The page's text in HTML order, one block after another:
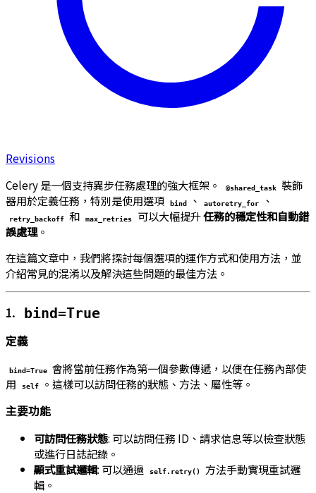
Revisions
Celery 是一個支持異步任務處理的強大框架。 @shared_task
裝飾
器用於定義任務，特別是使用選項
bind 、 autoretry_for 、
retry_backoff 和 max_retries 可以大幅提升任務的穩定性和自動錯
誤處理。
在這篇文章中，我們將探討每個選項的運作方式和使用方法，並
介紹常見的混淆以及解決這些問題的最佳方法。
1. bind=True
定義
bind=True
會將當前任務作為第一個參數傳遞，以便在任務內部使
用
self 。這樣可以訪問任務的狀態、方法、屬性等。
主要功能
可訪問任務狀態: 可以訪問任務 ID、請求信息等以檢查狀態
或進行日誌記錄。
顯式重試邏輯: 可以通過 self.retry()
方法手動實現重試邏
輯。